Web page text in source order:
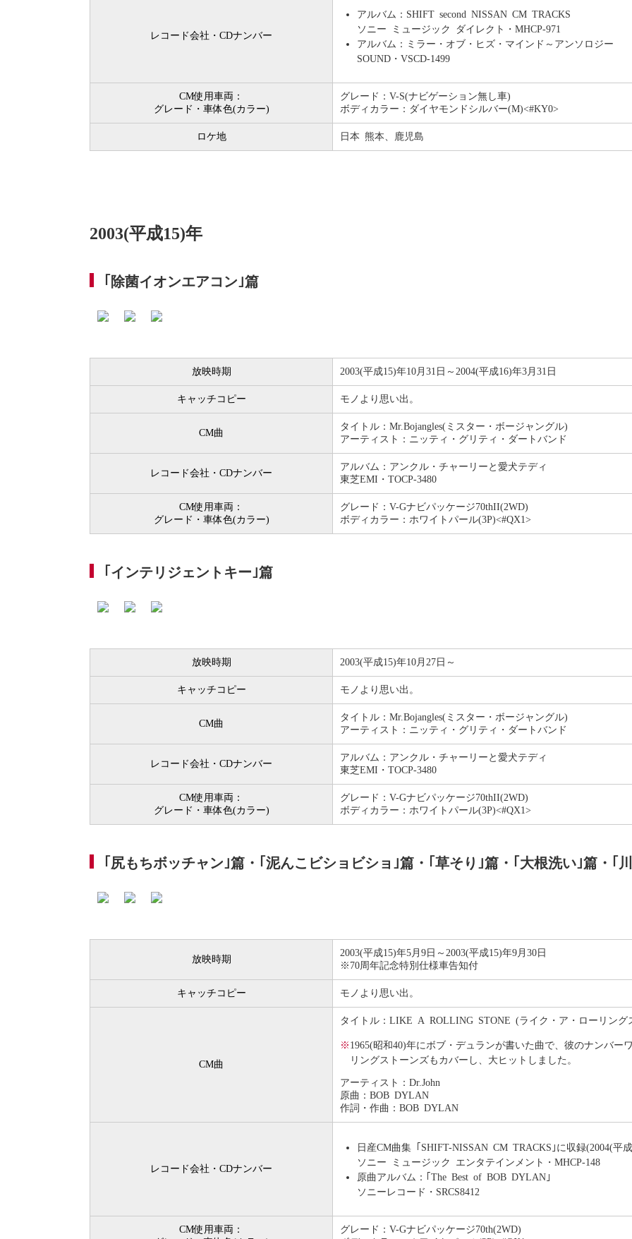
レコード会社・CDナンバー
アルバム：SHIFT second NISSAN CM TRACKS
ソニー ミュージック ダイレクト・MHCP-971
アルバム：ミラー・オブ・ヒズ・マインド～アンソロジー
SOUND・VSCD-1499
CM使用車両：
グレード・車体色(カラー)
グレード：V-S(ナビゲーション無し車)
ボディカラー：ダイヤモンドシルバー(M)<#KY0>
ロケ地 日本 熊本、鹿児島
2003(平成15)年
｢除菌イオンエアコン｣篇
放映時期 2003(平成15)年10月31日～2004(平成16)年3月31日
キャッチコピー モノより思い出。
CM曲
タイトル：Mr.Bojangles(ミスター・ボージャングル)
アーティスト：ニッティ・グリティ・ダートバンド
レコード会社・CDナンバー
アルバム：アンクル・チャーリーと愛犬テディ
東芝EMI・TOCP-3480
CM使用車両：
グレード・車体色(カラー)
グレード：V-Gナビパッケージ70thII(2WD)
ボディカラー：ホワイトパール(3P)<#QX1>
｢インテリジェントキー｣篇
放映時期 2003(平成15)年10月27日～
キャッチコピー モノより思い出。
CM曲
タイトル：Mr.Bojangles(ミスター・ボージャングル)
アーティスト：ニッティ・グリティ・ダートバンド
レコード会社・CDナンバー
アルバム：アンクル・チャーリーと愛犬テディ
東芝EMI・TOCP-3480
CM使用車両：
グレード・車体色(カラー)
グレード：V-Gナビパッケージ70thII(2WD)
ボディカラー：ホワイトパール(3P)<#QX1>
｢尻もちボッチャン｣篇・｢泥んこビショビショ｣篇・｢草そり｣篇・｢大根洗い｣篇・｢
放映時期
2003(平成15)年5月9日～2003(平成15)年9月30日
※ 70周年記念特別仕様車告知付
キャッチコピー モノより思い出。
CM曲
タイトル：LIKE A ROLLING STONE (ライク・ア・ローリング
※ 1965(昭和40)年にボブ・デュランが書いた曲で、彼のナンバ
リングストーンズもカバーし、大ヒットしました。
アーティスト：Dr.John
原曲：BOB DYLAN
作詞・作曲：BOB DYLAN
レコード会社・CDナンバー
日産CM曲集 ｢SHIFT-NISSAN CM TRACKS｣に収録(2004(平
ソニー ミュージック エンタテインメント・MHCP-148
原曲アルバム：｢The Best of BOB DYLAN｣
ソニーレコード・SRCS8412
CM使用車両：
グレード：V-Gナビパッケージ70th(2WD)